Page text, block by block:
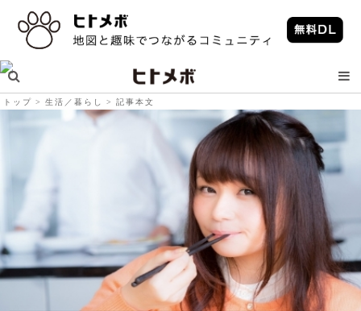
トップ 生活／暮らし 記事本文